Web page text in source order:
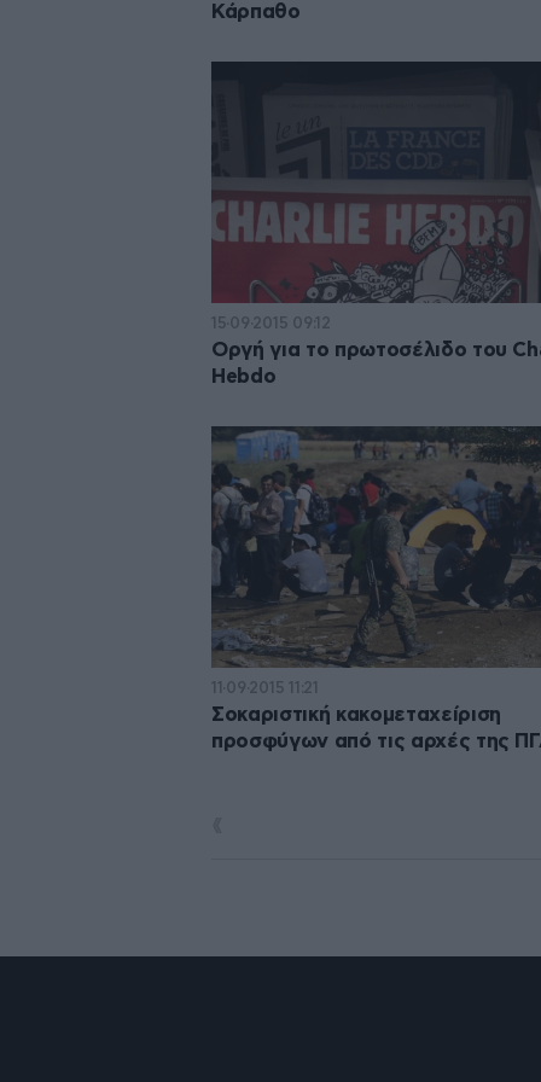
Κάρπαθο
15·09·2015 09:12
Οργή για το πρωτοσέλιδο του
Hebdo
11·09·2015 11:21
Σοκαριστική κακομεταχείριση
προσφύγων από τις αρχές της